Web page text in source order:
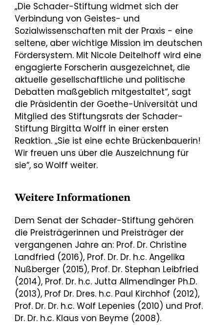
„Die Schader-Stiftung widmet sich der
Verbindung von Geistes- und
Sozialwissenschaften mit der Praxis - eine
seltene, aber wichtige Mission im deutschen
Fördersystem. Mit Nicole Deitelhoff wird eine
engagierte Forscherin ausgezeichnet, die
aktuelle gesellschaftliche und politische
Debatten maßgeblich mitgestaltet“, sagt
die Präsidentin der Goethe-Universität und
Mitglied des Stiftungsrats der Schader-
Stiftung Birgitta Wolff in einer ersten
Reaktion. „Sie ist eine echte Brückenbauerin!
Wir freuen uns über die Auszeichnung für
sie“, so Wolff weiter.
Weitere Informationen
Dem Senat der Schader-Stiftung gehören
die Preisträgerinnen und Preisträger der
vergangenen Jahre an: Prof. Dr. Christine
Landfried (2016), Prof. Dr. Dr. h.c. Angelika
Nußberger (2015), Prof. Dr. Stephan Leibfried
(2014), Prof. Dr. h.c. Jutta Allmendinger Ph.D.
(2013), Prof Dr. Dres. h.c. Paul Kirchhof (2012),
Prof. Dr. Dr. h.c. Wolf Lepenies (2010) und Prof.
Dr. Dr. h.c. Klaus von Beyme (2008).